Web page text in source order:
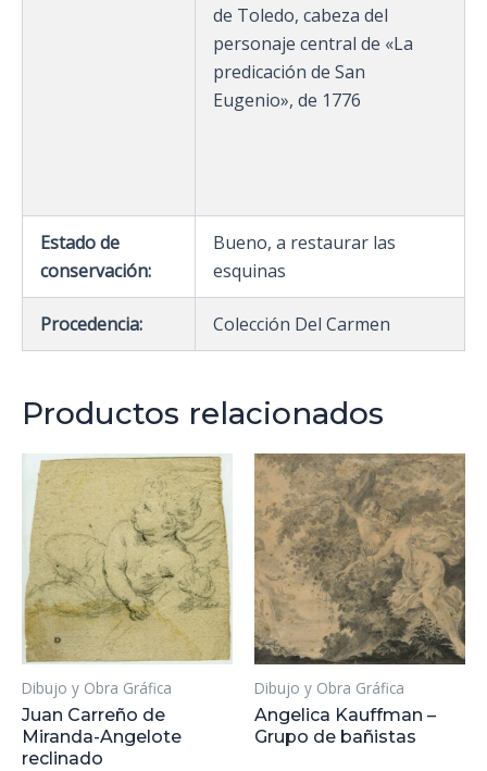
de Toledo, cabeza del
personaje central de «La
predicación de San
Eugenio», de 1776
Estado de
conservación:
Bueno, a restaurar las
esquinas
Procedencia: Colección Del Carmen
Productos relacionados
Dibujo y Obra Gráfica
Juan Carreño de
Miranda-Angelote
reclinado
Dibujo y Obra Gráfica
Angelica Kauffman –
Grupo de bañistas